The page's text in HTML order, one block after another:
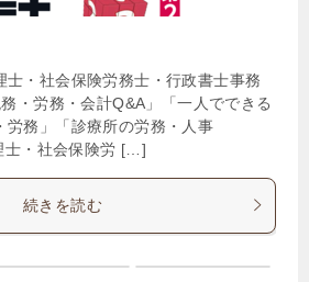
士・社会保険労務士・行政書士事務
労務・会計Q&A」「一人でできる
労務」「診療所の労務・人事
士・社会保険労 […]
続きを読む